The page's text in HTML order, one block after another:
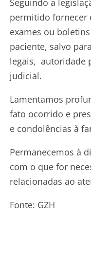
Seguindo a
permitido fornecer
exames ou
paciente, salvo
legais, autoridade
judicial.
Lamentamos
fato ocorrido e
e condolências à
Permanecemos à
com o que for
relacionadas ao
Fonte: GZH